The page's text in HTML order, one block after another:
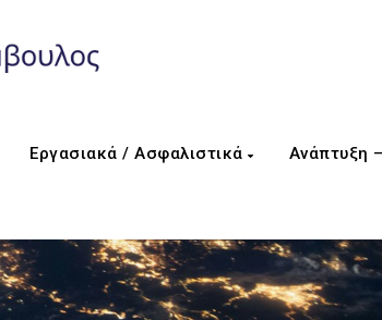
Εργασιακά / Ασφαλιστικά Ανάπτυξη